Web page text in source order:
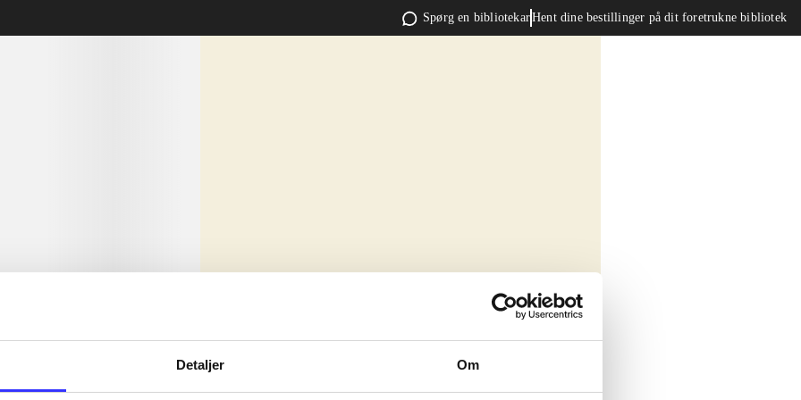
Detaljer Om
Spørg en bibliotekarHent dine bestillinger på dit foretrukne bibliotek
sit amet ...
sit amet ...